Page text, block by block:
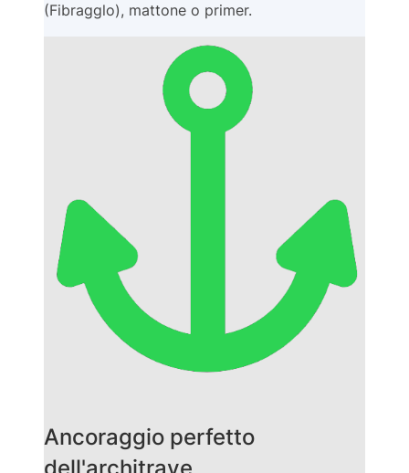
(Fibragglo), mattone o primer.
Ancoraggio perfetto